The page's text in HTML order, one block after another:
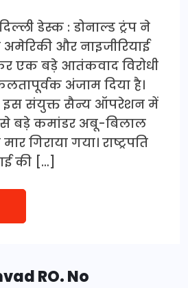
डेस्क : डोनाल्ड ट्रंप ने
अमेरिकी और नाइजीरियाई
एक बड़े आतंकवाद विरोधी
अंजाम दिया है।
इस संयुक्त सैन्य ऑपरेशन में
बड़े कमांडर अबू-बिलाल
गिराया गया। राष्ट्रपति
की […]
RO. No